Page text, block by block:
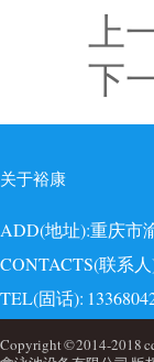
上
下
关于裕康
ADD(地址):重庆市
CONTACTS(联系
TEL(固话):
Copyright © 2014-2018